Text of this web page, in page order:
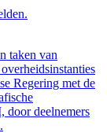
taken van
Regering met de
door deelnemers